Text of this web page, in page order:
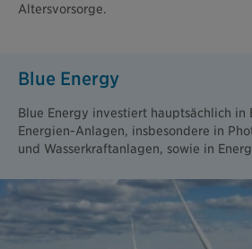
Altersvorsorge.
Blue Energy
Blue Energy investiert hauptsächlich in
Energien-Anlagen, insbesondere in
und Wasserkraftanlagen, sowie in